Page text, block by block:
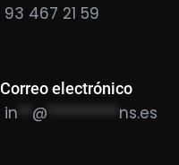
93 467 21 59
Correo electrónico
in @ ********** ns.es